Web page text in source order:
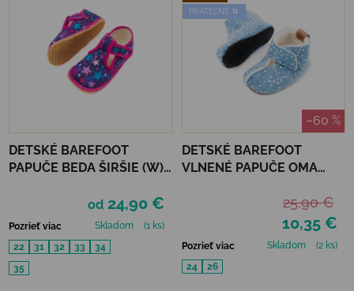
DETSKÉ BAREFOOT
PAPUČE BEDA ŠIRŠIE (W)
od 24,90 €
Pozrieť viac Skladom
(1 ks)
22
31 32 33
34
35
PRATEĽNÉ 🌀
–60 %
DETSKÉ BAREFOOT
VLNENÉ PAPUČE OMA
10,35 €
25,90 €
Pozrieť viac Skladom
(2 ks)
24
26